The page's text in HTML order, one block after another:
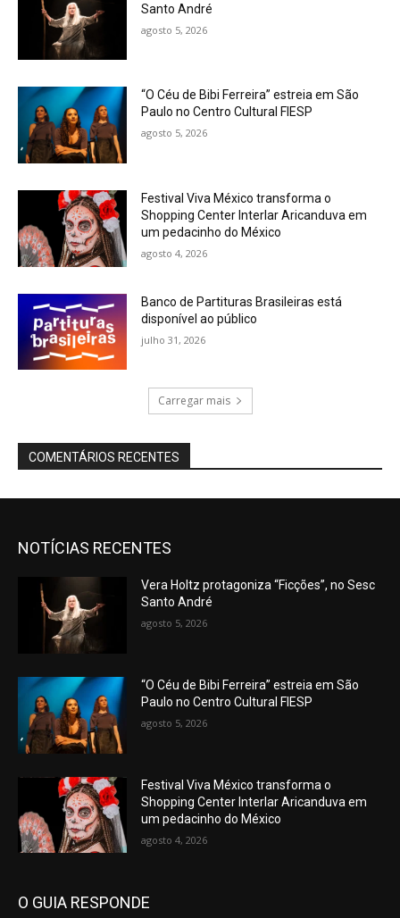
Santo André
agosto 5, 2026
“O Céu de Bibi Ferreira” estreia em São
Paulo no Centro Cultural FIESP
agosto 5, 2026
Festival Viva México transforma o
Shopping Center Interlar Aricanduva em
um pedacinho do México
agosto 4, 2026
Banco de Partituras Brasileiras está
disponível ao público
julho 31, 2026
Carregar mais
COMENTÁRIOS RECENTES
NOTÍCIAS RECENTES
Vera Holtz protagoniza “Ficções”, no Sesc
Santo André
agosto 5, 2026
“O Céu de Bibi Ferreira” estreia em São
Paulo no Centro Cultural FIESP
agosto 5, 2026
Festival Viva México transforma o
Shopping Center Interlar Aricanduva em
um pedacinho do México
agosto 4, 2026
O GUIA RESPONDE